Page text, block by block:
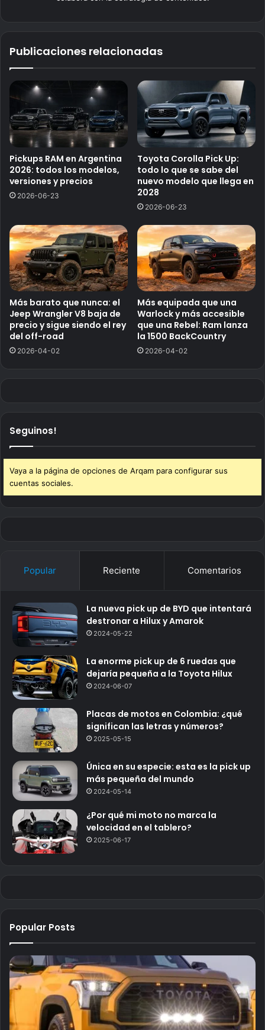
Publicaciones relacionadas
Pickups RAM en Argentina
2026: todos los modelos,
versiones y precios
2026-06-23
Toyota Corolla Pick Up:
todo lo que se sabe del
nuevo modelo que llega en
2028
2026-06-23
Más barato que nunca: el
Jeep Wrangler V8 baja de
precio y sigue siendo el rey
del off-road
2026-04-02
Más equipada que una
Warlock y más accesible
que una Rebel: Ram lanza
la 1500 BackCountry
2026-04-02
Seguinos!
Vaya a la página de opciones de Arqam para configurar sus
cuentas sociales.
Popular Reciente Comentarios
La nueva pick up de BYD que intentará
destronar a Hilux y Amarok
2024-05-22
La enorme pick up de 6 ruedas que
dejaría pequeña a la Toyota Hilux
2024-06-07
Placas de motos en Colombia: ¿qué
significan las letras y números?
2025-05-15
Única en su especie: esta es la pick up
más pequeña del mundo
2024-05-14
¿Por qué mi moto no marca la
velocidad en el tablero?
2025-06-17
Popular Posts